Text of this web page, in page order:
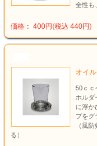
全性も
価格： 400円(税込 440円)
オイ
50ｃｃ
ホルダ
に浮か
プをグ
（風
る）